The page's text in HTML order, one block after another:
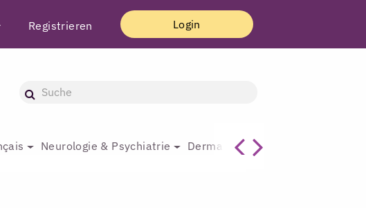
Registrieren Login
Neurologie & Psychiatrie Dermatologie & Plastische